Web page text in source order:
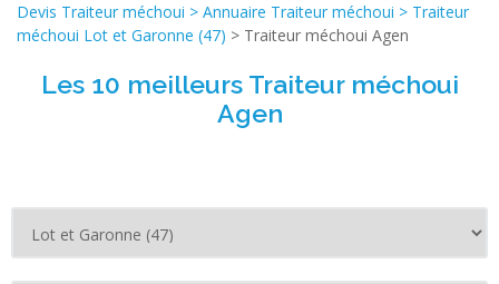
Devis Traiteur méchoui > Annuaire Traiteur méchoui > Traiteur
méchoui Lot et Garonne (47) > Traiteur méchoui Agen
Les 10 meilleurs Traiteur méchoui
Agen